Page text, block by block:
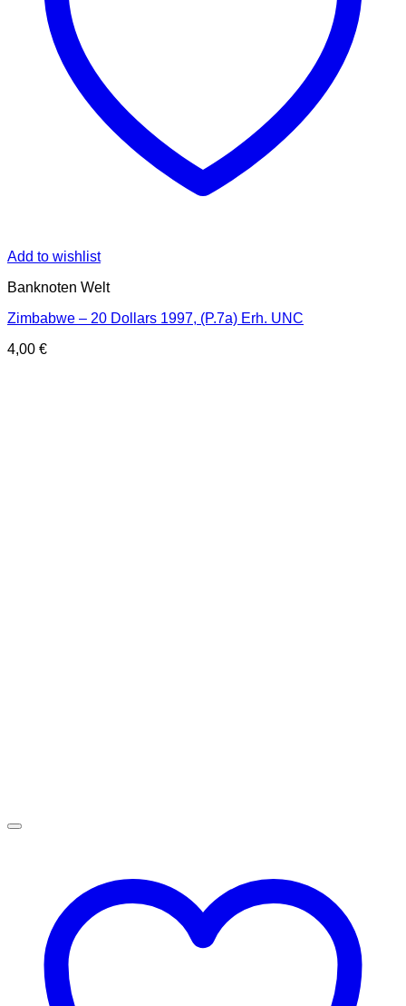
Add to wishlist
Banknoten Welt
Zimbabwe – 20 Dollars 1997, (P.7a) Erh. UNC
4,00 €